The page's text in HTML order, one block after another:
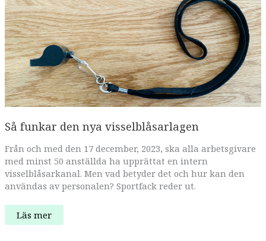
Så funkar den nya visselblåsarlagen
Från och med den 17 december, 2023, ska alla arbetsgivare
med minst 50 anställda ha upprättat en intern
visselblåsarkanal. Men vad betyder det och hur kan den
användas av personalen? Sportfack reder ut.
Så
funkar
Läs mer